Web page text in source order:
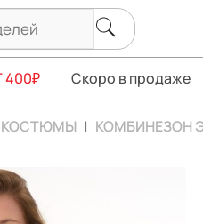
Скоро в продаже
КОСТЮМЫ КОМБИНЕЗОН